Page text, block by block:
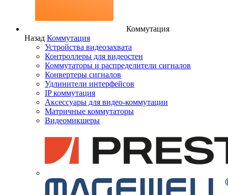
Коммутация
Назад Коммутация
Устройства видеозахвата
Контроллеры для видеостен
Коммутаторы и распределители сигналов
Конвертеры сигналов
Удлинители интерфейсов
IP коммутация
Аксессуары для видео-коммутации
Матричные коммутаторы
Видеомикшеры